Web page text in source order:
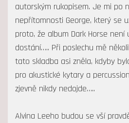
autorským rukopisem. Je mi po
nepřítomnosti George, který se
proto, že album Dark Horse není
dostání….. Při poslechu mě
tato skladba asi zněla, kdyby
pro akustické kytary a
zjevně nikdy nedojde…..
Alvina Leeho budou se vší